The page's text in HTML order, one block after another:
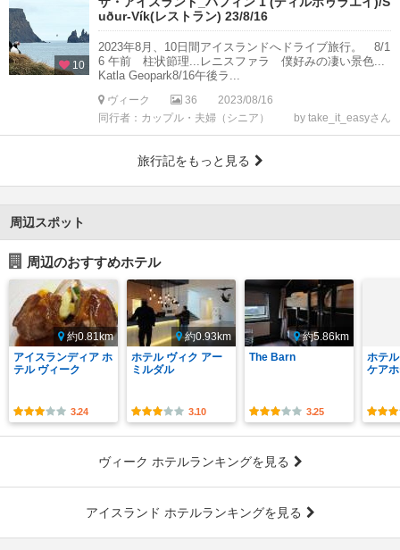
10
uður-Vík(レストラン) 23/8/16
2023年8月、10日間アイスランドへドライブ旅行。 8/1
6 午前 柱状節理...レニスファラ 僕好みの凄い景色...
Katla Geopark8/16午後ラ...
ヴィーク 36
2023/08/16
同行者：カップル・夫婦（シニア）
by take_it_easyさん
旅行記をもっと見る
周辺スポット
周辺のおすすめホテル
約0.81km
アイスランディア ホ
テル ヴィーク
3.24
約0.93km
ホテル ヴィク アー
ミルダル
3.10
約5.86km
The Barn
3.25
ホテ
ケア
ヴィーク ホテルランキングを見る
アイスランド ホテルランキングを見る